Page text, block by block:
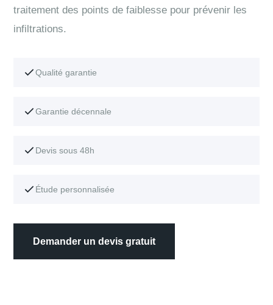
traitement des points de faiblesse pour prévenir les
infiltrations.
Qualité garantie
Garantie décennale
Devis sous 48h
Étude personnalisée
Demander un devis gratuit